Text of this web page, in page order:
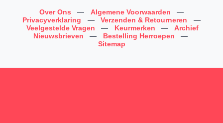
Over Ons — Algemene Voorwaarden
—
Privacyverklaring
— Verzenden & Retourneren
—
Veelgestelde Vragen
— Keurmerken —
Archief
Nieuwsbrieven
— Bestelling Herroepen
—
Sitemap